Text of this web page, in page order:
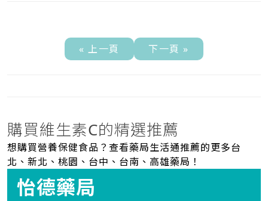
« 上一頁 下一頁 »
購買維生素C的精選推薦
想購買營養保健食品？查看藥局生活通推薦的更多台
北、新北、桃園、台中、台南、高雄藥局！
怡德藥局